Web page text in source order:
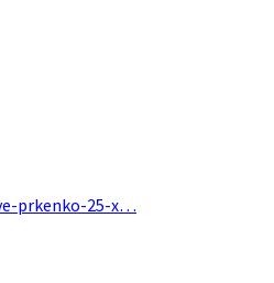
prkenko-25-x…